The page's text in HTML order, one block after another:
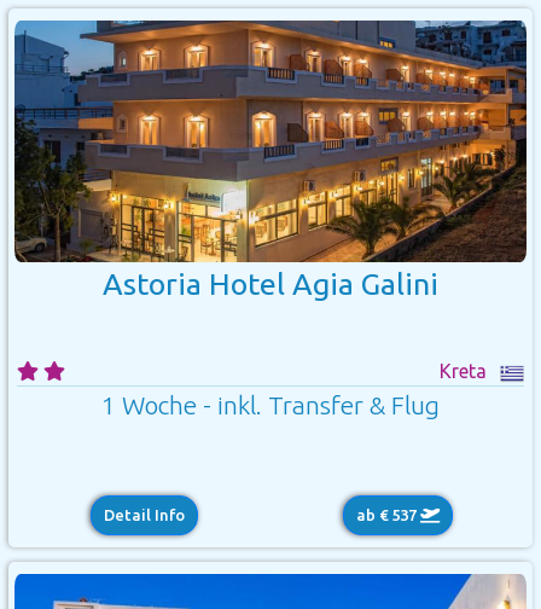
Astoria Hotel Agia Galini
Kreta
1 Woche - inkl. Transfer & Flug
Detail Info ab € 537